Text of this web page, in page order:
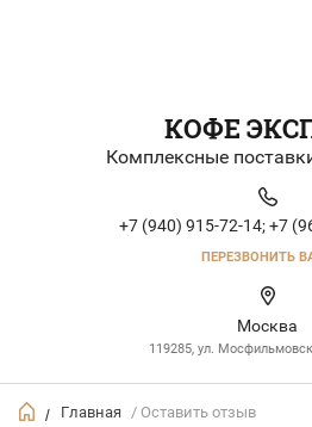
КОФЕ
Комплексные
+7 (940) 915-72-14; +7
ПЕРЕЗВОНИТЬ
Москва
119285, ул.
/ Главная / Оставить отзыв